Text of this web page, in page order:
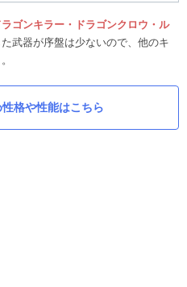
ゴンキラー・ドラゴンクロウ・ル
武器が序盤は少ないので、他のキ
格や性能はこちら